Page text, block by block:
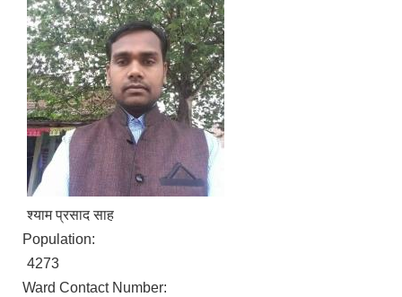
श्याम प्रसाद साह
Population:
4273
Ward Contact Number: